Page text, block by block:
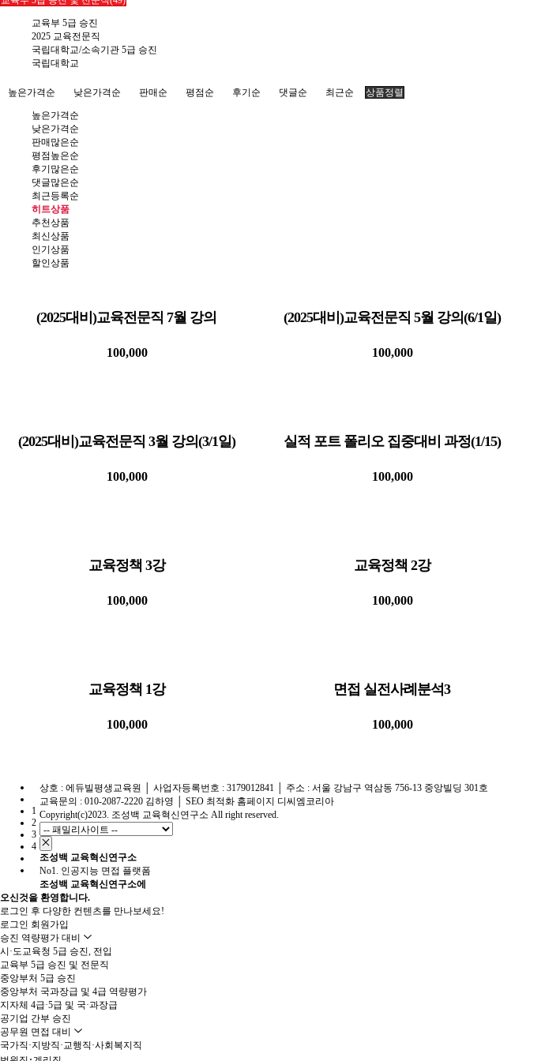
교육부 5급 승진
2025 교육전문직
국립대학교/소속기관 5급 승진
국립대학교
높은가격순 낮은가격순 판매순 평점순 후기순 댓글순 최근순 상품정렬
높은가격순
낮은가격순
판매많은순
평점높은순
후기많은순
댓글많은순
최근등록순
히트상품
추천상품
최신상품
인기상품
할인상품
(2025대비)교육전문직 7월 강의
100,000
(2025대비)교육전문직 5월 강의(6/1일)
100,000
(2025대비)교육전문직 3월 강의(3/1일)
100,000
실적 포트 폴리오 집중대비 과정(1/15)
100,000
교육정책 3강
100,000
교육정책 2강
100,000
교육정책 1강
100,000
면접 실전사례분석3
100,000
1
2
3
4
상호 : 에듀빌평생교육원 │ 사업자등록번호 : 3179012841 │ 주소 : 서울 강남구 역삼동 756-13 중앙빌딩 301호
교육문의 : 010-2087-2220 김하영 │ SEO 최적화 홈페이지 디씨엠코리아
Copyright(c)2023. 조성백 교육혁신연구소 All right reserved.
조성백 교육혁신연구소
No1. 인공지능 면접 플랫폼
조성백 교육혁신연구소에
오신것을 환영합니다.
로그인 후 다양한 컨텐츠를 만나보세요!
로그인 회원가입
승진 역량평가 대비
시·도교육청 5급 승진, 전입
교육부 5급 승진 및 전문직
중앙부처 5급 승진
중앙부처 국과장급 및 4급 역량평가
지자체 4급·5급 및 국·과장급
공기업 간부 승진
공무원 면접 대비
국가직·지방직·교행직·사회복지직